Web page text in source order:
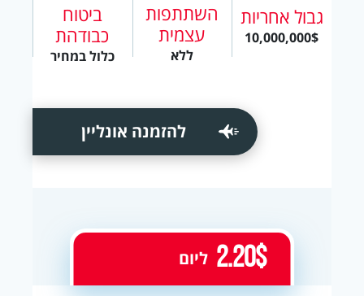
גבול אחריות
10,000,000$
השתתפות
עצמית
ללא
ביטוח
כבודהת
כלול במחיר
להזמנה אונליין
2.20$ ליום